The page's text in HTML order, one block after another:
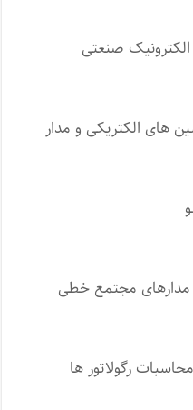
الکترونیک صنعتی
های الکتریکی و مدار
مدارهای مجتمع خطی
رگولاتور ها